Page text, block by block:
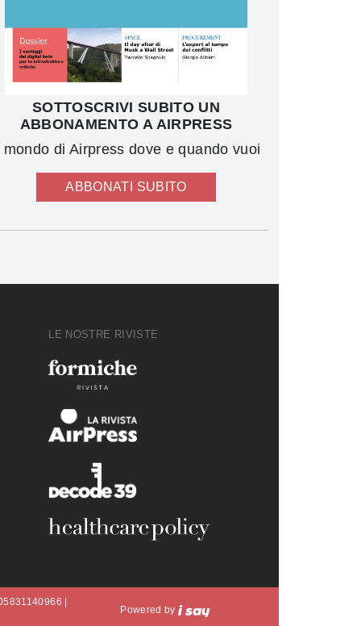
SOTTOSCRIVI SUBITO UN
ABBONAMENTO A AIRPRESS
mondo di Airpress dove e quando vuoi
ABBONATI SUBITO
LE NOSTRE RIVISTE
|
Powered by